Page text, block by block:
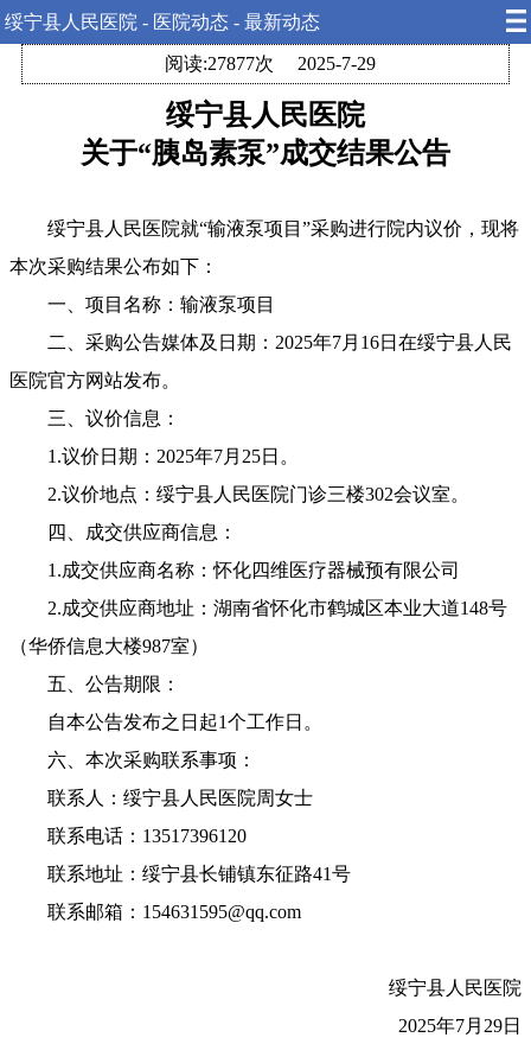
绥宁县人民医院 - 医院动态 - 最新动态
阅读:27877次 2025-7-29
绥宁县人民医院
关于“胰岛素泵”成交结果公告
绥宁县人民医院就“输液泵项目”采购进行院内议价，现将
本次采购结果公布如下：
一、项目名称：输液泵项目
二、采购公告媒体及日期：2025年7月16日在绥宁县人民
医院官方网站发布。
三、议价信息：
1.议价日期：2025年7月25日。
2.议价地点：绥宁县人民医院门诊三楼302会议室。
四、成交供应商信息：
1.成交供应商名称：怀化四维医疗器械预有限公司
2.成交供应商地址：湖南省怀化市鹤城区本业大道148号
（华侨信息大楼987室）
五、公告期限：
自本公告发布之日起1个工作日。
六、本次采购联系事项：
联系人：绥宁县人民医院周女士
联系电话：13517396120
联系地址：绥宁县长铺镇东征路41号
联系邮箱：154631595@qq.com
绥宁县人民医院
2025年7月29日